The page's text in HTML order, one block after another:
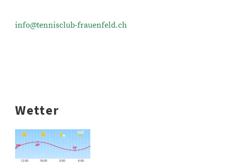
info@tennisclub-frauenfeld.ch
Wetter